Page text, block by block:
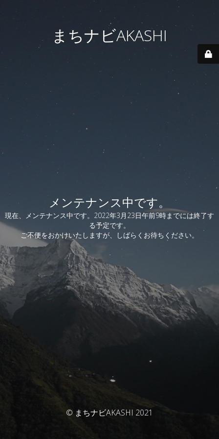
まちナビAKASHI
メンテナンス中です。
現在、メンテナンス中です。2022年3月23日午前9時までには終了す
る予定です。
ご不便をおかけいたしますが、しばらくお待ちください。
© まちナビAKASHI 2021